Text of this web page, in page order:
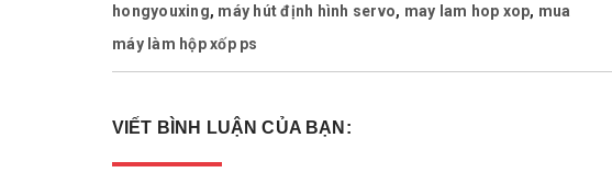
hongyouxing, máy hút định hình servo, may lam hop xop, mua
máy làm hộp xốp ps
VIẾT BÌNH LUẬN CỦA BẠN: